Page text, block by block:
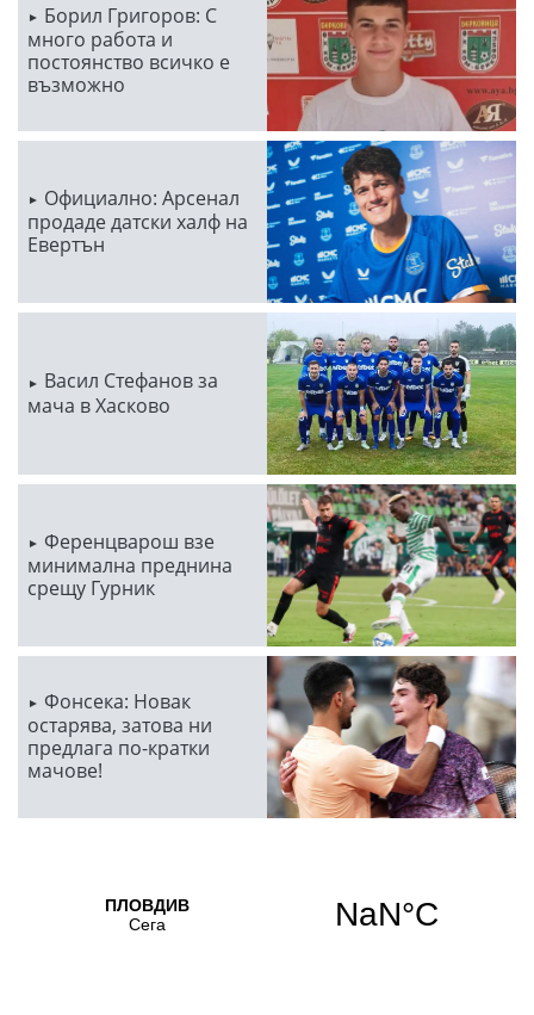
Борил Григоров: С
много работа и
постоянство всичко е
възможно
Официално: Арсенал
продаде датски халф на
Евертън
Васил Стефанов за
мача в Хасково
Ференцварош взе
минимална преднина
срещу Гурник
Фонсека: Новак
остарява, затова ни
предлага по-кратки
мачове!